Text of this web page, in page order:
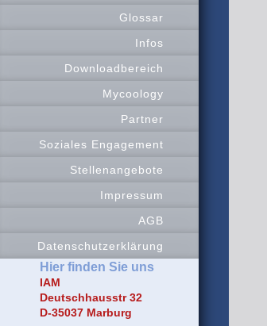
Glossar
Infos
Downloadbereich
Mycoology
Partner
Soziales Engagement
Stellenangebote
Impressum
AGB
Datenschutzerklärung
Hier finden Sie uns
IAM
Deutschhausstr 32
D-35037 Marburg